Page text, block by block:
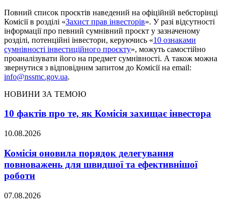
Повний список проєктів наведений на офіційній вебсторінці
Комісії в розділі «Захист прав інвесторів». У разі відсутності
інформації про певний сумнівний проєкт у зазначеному
розділі, потенційні інвестори, керуючись «10 ознаками
сумнівності інвестиційного проєкту», можуть самостійно
проаналізувати його на предмет сумнівності. А також можна
звернутися з відповідним запитом до Комісії на еmail:
info@nssmc.gov.ua.
НОВИНИ ЗА ТЕМОЮ
10 фактів про те, як Комісія захищає інвестора
10.08.2026
Комісія оновила порядок делегування
повноважень для швидшої та ефективнішої
роботи
07.08.2026